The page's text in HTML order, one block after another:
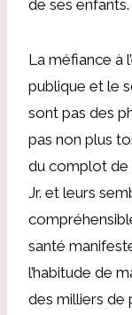
de ses enfants.
La méfiance à
publique et le
sont pas des
pas non plus
du complot de
Jr. et leurs
santé
l’habitude de
des milliers de